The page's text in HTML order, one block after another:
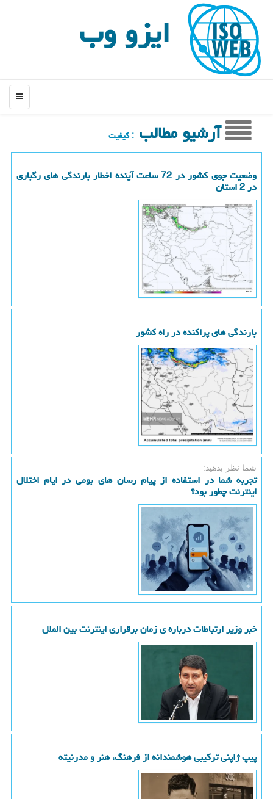
ایزو وب
منو
آرشیو مطالب : كیفیت
وضعیت جوی کشور در 72 ساعت آینده اخطار بارندگی های رگباری
در 2 استان
بارندگی های پراکنده در راه کشور
شما نظر بدهید:
تجربه شما در استفاده از پیام رسان های بومی در ایام اختلال
اینترنت چطور بود؟
خبر وزیر ارتباطات درباره ی زمان برقراری اینترنت بین الملل
پیپ ژاپنی ترکیبی هوشمندانه از فرهنگ، هنر و مدرنیته